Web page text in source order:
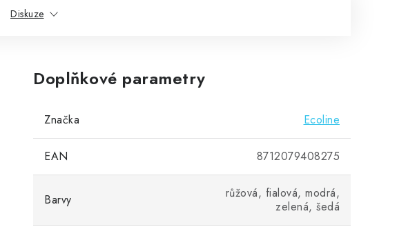
Diskuze
Doplňkové parametry
Značka Ecoline
EAN 8712079408275
Barvy
růžová, fialová, modrá,
zelená, šedá